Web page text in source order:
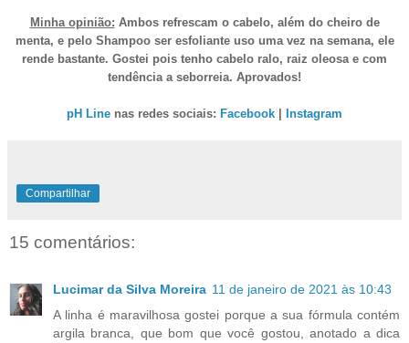
Minha opinião: Ambos refrescam o cabelo, além do cheiro de
menta, e pelo Shampoo ser esfoliante uso uma vez na semana, ele
rende bastante. Gostei pois tenho cabelo ralo, raiz oleosa e com
tendência a seborreia. Aprovados!
pH Line nas redes sociais: Facebook Instagram
Compartilhar
15 comentários:
Lucimar da Silva Moreira 11 de janeiro de 2021 às 10:43
A linha é maravilhosa gostei porque a sua fórmula contém
argila branca, que bom que você gostou, anotado a dica